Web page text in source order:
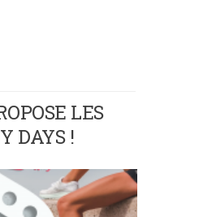
LES
DAYS !